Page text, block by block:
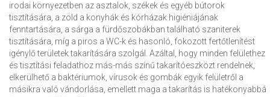
irodai környezetben az asztalok, székek és egyéb bútorok
tisztítására, a zöld a konyhák és kórházak higiéniájának
fenntartására, a sárga a fürdőszobákban található szaniterek
tisztítására, míg a piros a WC-k és hasonló, fokozott fertőtlenítést
igénylő területek takarítására szolgál. Azáltal, hogy minden felülethez
és tisztítási feladathoz más-más színű takarítóeszközt rendelnek,
elkerülhető a baktériumok, vírusok és gombák egyik felületről a
másikra való vándorlása, emellett maga a takarítás is hatékonyabbá